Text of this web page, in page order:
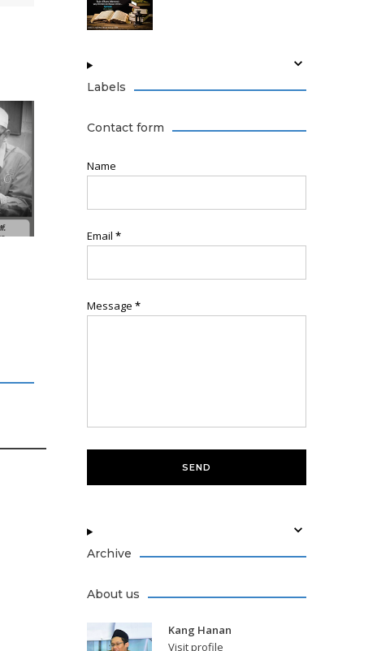
Labels
Contact form
Name
Email *
Message *
Archive
About us
Kang Hanan
Visit profile